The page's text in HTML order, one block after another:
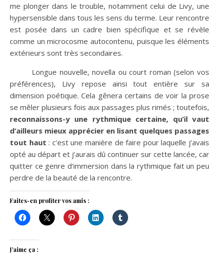
me plonger dans le trouble, notamment celui de Livy, une
hypersensible dans tous les sens du terme. Leur rencontre
est posée dans un cadre bien spécifique et se révèle
comme un microcosme autocontenu, puisque les éléments
extérieurs sont très secondaires.
Longue nouvelle, novella ou court roman (selon vos
préférences), Livy repose ainsi tout entière sur sa
dimension poétique. Cela gênera certains de voir la prose
se mêler plusieurs fois aux passages plus rimés ; toutefois,
reconnaissons-y une rythmique certaine, qu’il vaut
d’ailleurs mieux apprécier en lisant quelques passages
tout haut : c’est une manière de faire pour laquelle j’avais
opté au départ et j’aurais dû continuer sur cette lancée, car
quitter ce genre d’immersion dans la rythmique fait un peu
perdre de la beauté de la rencontre.
Faites-en profiter vos amis :
J’aime ça :